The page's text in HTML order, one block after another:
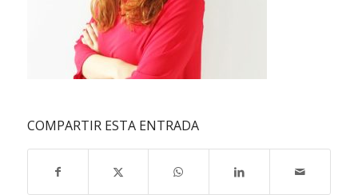
COMPARTIR ESTA ENTRADA